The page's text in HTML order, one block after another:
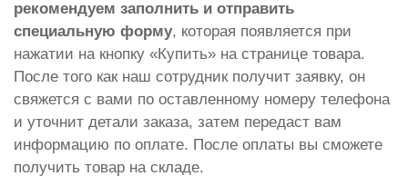
рекомендуем заполнить и отправить
специальную форму, которая появляется при
нажатии на кнопку «Купить» на странице товара.
После того как наш сотрудник получит заявку, он
свяжется с вами по оставленному номеру телефона
и уточнит детали заказа, затем передаст вам
информацию по оплате. После оплаты вы сможете
получить товар на складе.